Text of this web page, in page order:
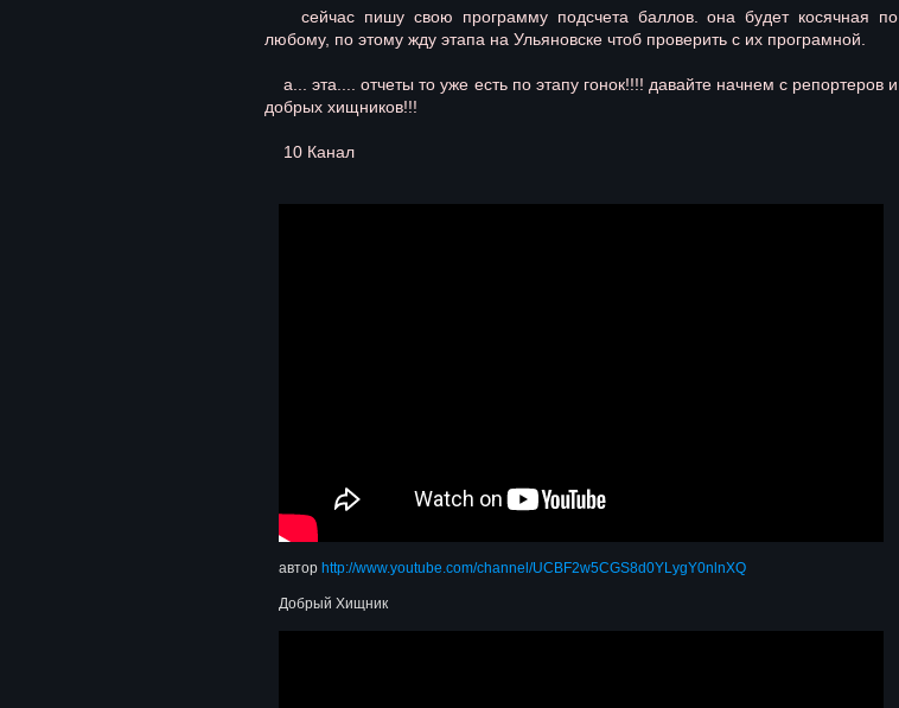
сейчас пишу свою программу подсчета баллов. она будет косячная по
любому, по этому жду этапа на Ульяновске чтоб проверить с их програмной.
а... эта.... отчеты то уже есть по этапу гонок!!!! давайте начнем с репортеров и
добрых хищников!!!
10 Канал
автор http://www.youtube.com/channel/UCBF2w5CGS8d0YLygY0nlnXQ
Добрый Хищник